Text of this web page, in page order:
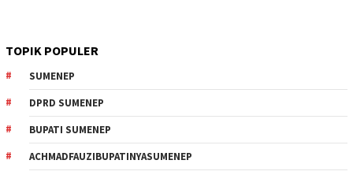
TOPIK POPULER
SUMENEP
DPRD SUMENEP
BUPATI SUMENEP
ACHMADFAUZIBUPATINYASUMENEP